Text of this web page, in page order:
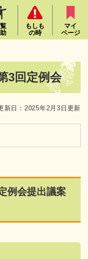
文へ
もしも
の時
マイ
ページ
3回定例会
新日：2025年2月3日更新
例会提出議案